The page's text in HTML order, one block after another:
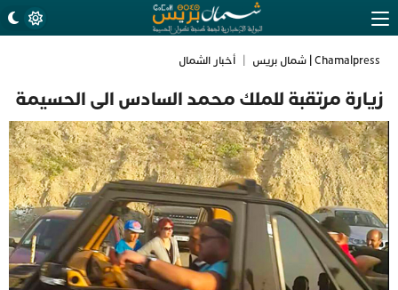
Chamalpress | شمال بريس أخبار الشمال
زيارة مرتقبة للملك محمد السادس الى الحسيمة